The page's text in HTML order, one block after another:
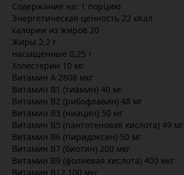
Содержание на: 1 порцию
Энергетическая ценность 22 кКал
калории из жиров 20
Жиры 2,2 г
насыщенные 0,25 г
Холестерин 10 мг
Витамин А 2808 мкг
Витамин В1 (тиамин) 40 мг
Витамин В2 (рибофлавин) 48 мг
Витамин В3 (ниацин) 50 мг
Витамин В5 (пантотеновая кислота) 49 мг
Витамин В6 (пиридоксин) 50 мг
Витамин В7 (биотин) 200 мкг
Витамин В9 (фолиевая кислота) 400 мкг
Витамин В12 100 мкг